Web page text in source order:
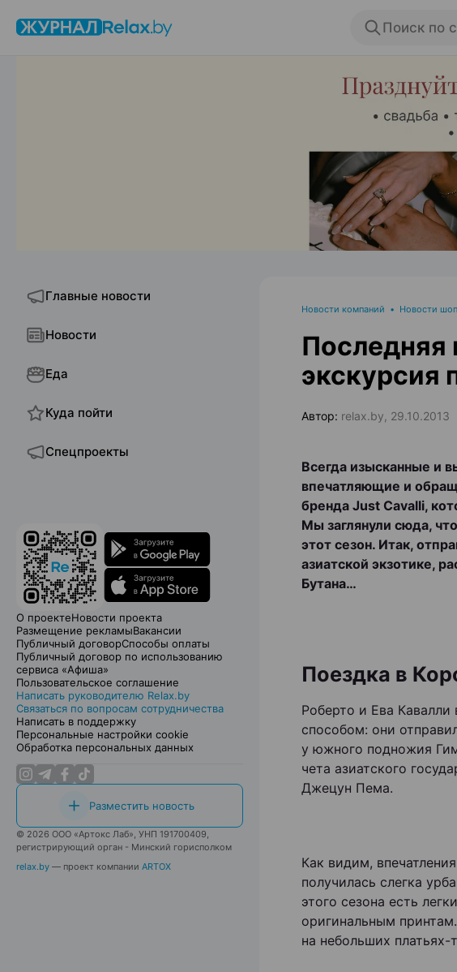
Поиск по
Главные новости
Новости
Еда
Куда пойти
Спецпроекты
О проектеНовости проекта
Размещение рекламыВакансии
Публичный договорСпособы оплаты
Публичный договор по использованию
сервиса «Афиша»
Пользовательское соглашение
Написать руководителю Relax.by
Связаться по вопросам сотрудничества
Написать в поддержку
Персональные настройки cookie
Обработка персональных данных
Разместить новость
© 2026 ООО «Артокс Лаб», УНП 191700409,
регистрирующий орган - Минский горисполком
relax.by — проект компании ARTOX
Новости компаний • Новости
Последняя
экскурсия
Автор: relax.by, 29.10.2013
Всегда изысканные и
впечатляющие и
бренда Just Cavalli,
Мы заглянули сюда,
этот сезон. Итак,
азиатской экзотике,
Бутана…
Поездка в
Роберто и Ева
способом: они
у южного подножия
чета азиатского
Джецун Пема.
Как видим,
получилась слегка
этого сезона есть
оригинальным
на небольших платьях-